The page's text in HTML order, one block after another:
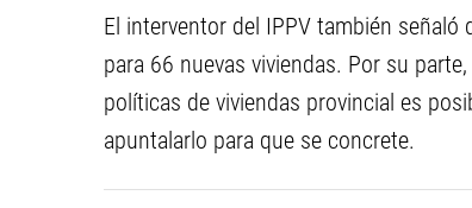
El interventor del IPPV también
para 66 nuevas viviendas. Por su
políticas de viviendas provincial es
apuntalarlo para que se concrete.